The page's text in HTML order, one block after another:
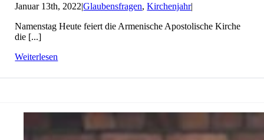
Januar 13th, 2022|Glaubensfragen,Kirchenjahr|
Namenstag Heute feiert die Armenische Apostolische Kirche
die [...]
Weiterlesen